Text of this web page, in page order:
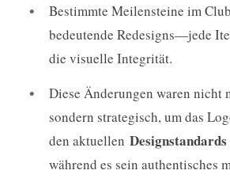
Bestimmte Meilensteine im
bedeutende Redesigns—jede
die visuelle Integrität.
Diese Änderungen waren nicht
sondern strategisch, um das
den aktuellen Designstandards
während es sein authentisches